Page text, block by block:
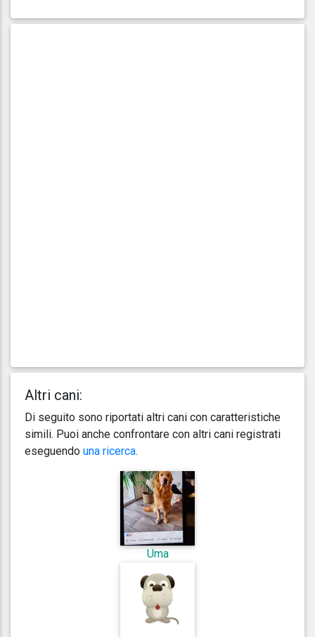
Altri cani:
Di seguito sono riportati altri cani con caratteristiche
simili. Puoi anche confrontare con altri cani registrati
eseguendo una ricerca.
Uma